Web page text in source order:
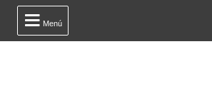
 Menú